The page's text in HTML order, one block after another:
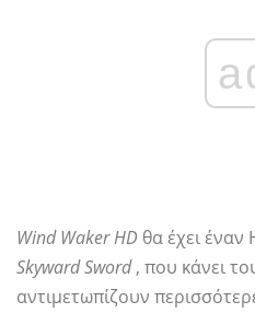
Wind Waker HD θα έχει
Skyward Sword, που κάνει
αντιμετωπίζουν